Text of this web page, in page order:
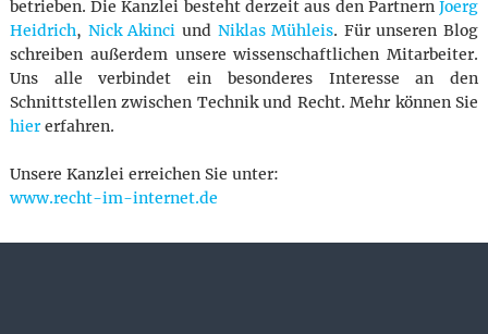
betrieben. Die Kanzlei besteht derzeit aus den PartnernJoerg
Heidrich, Nick Akinci und Niklas Mühleis. Für unseren Blog
schreiben außerdem unsere wissenschaftlichen Mitarbeiter.
Uns alle verbindet ein besonderes Interesse an den
Schnittstellen zwischen Technik und Recht. Mehr können Sie
hiererfahren.
Unsere Kanzlei erreichen Sie unter:
www.recht-im-internet.de